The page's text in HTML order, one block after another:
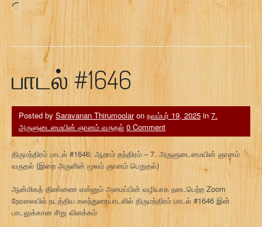
Loading…
பாடல் #1646
Posted by Saravanan Thirumoolaron நவம்பர் 19, 2025 in 7.
அருளுடைமையின் ஞானம் வருதல் 0 Comment
திருமந்திரம் பாடல் #1646: ஆறாம் தந்திரம் – 7. அருளுடைமையின் ஞானம்
வருதல் (இறை அருளின் மூலம் ஞானம் பெறுதல்)
ஆன்மிகத் திண்ணை என்னும் அமைப்பின் வழியாக நடைபெற்ற Zoom
நேரலையில் நடத்திய கலந்துரையாடலில் திருமந்திரம் பாடல் #1646 இன்
பாடலுக்கான சிறு விளக்கம்